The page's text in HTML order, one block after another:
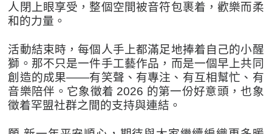
人閉上眼享受，整個空間被音符包裹着，歡樂而柔
和的力量。
活動結束時，每個人手上都滿足地捧着自己的小醒
獅。那不只是一件手工藝作品，而是一個早上共同
創造的成果——有笑聲、有專注、有互相幫忙、有
音樂陪伴。它象徵着 2026 的第一份好意頭，也象
徵着罕盟社群之間的支持與連結。